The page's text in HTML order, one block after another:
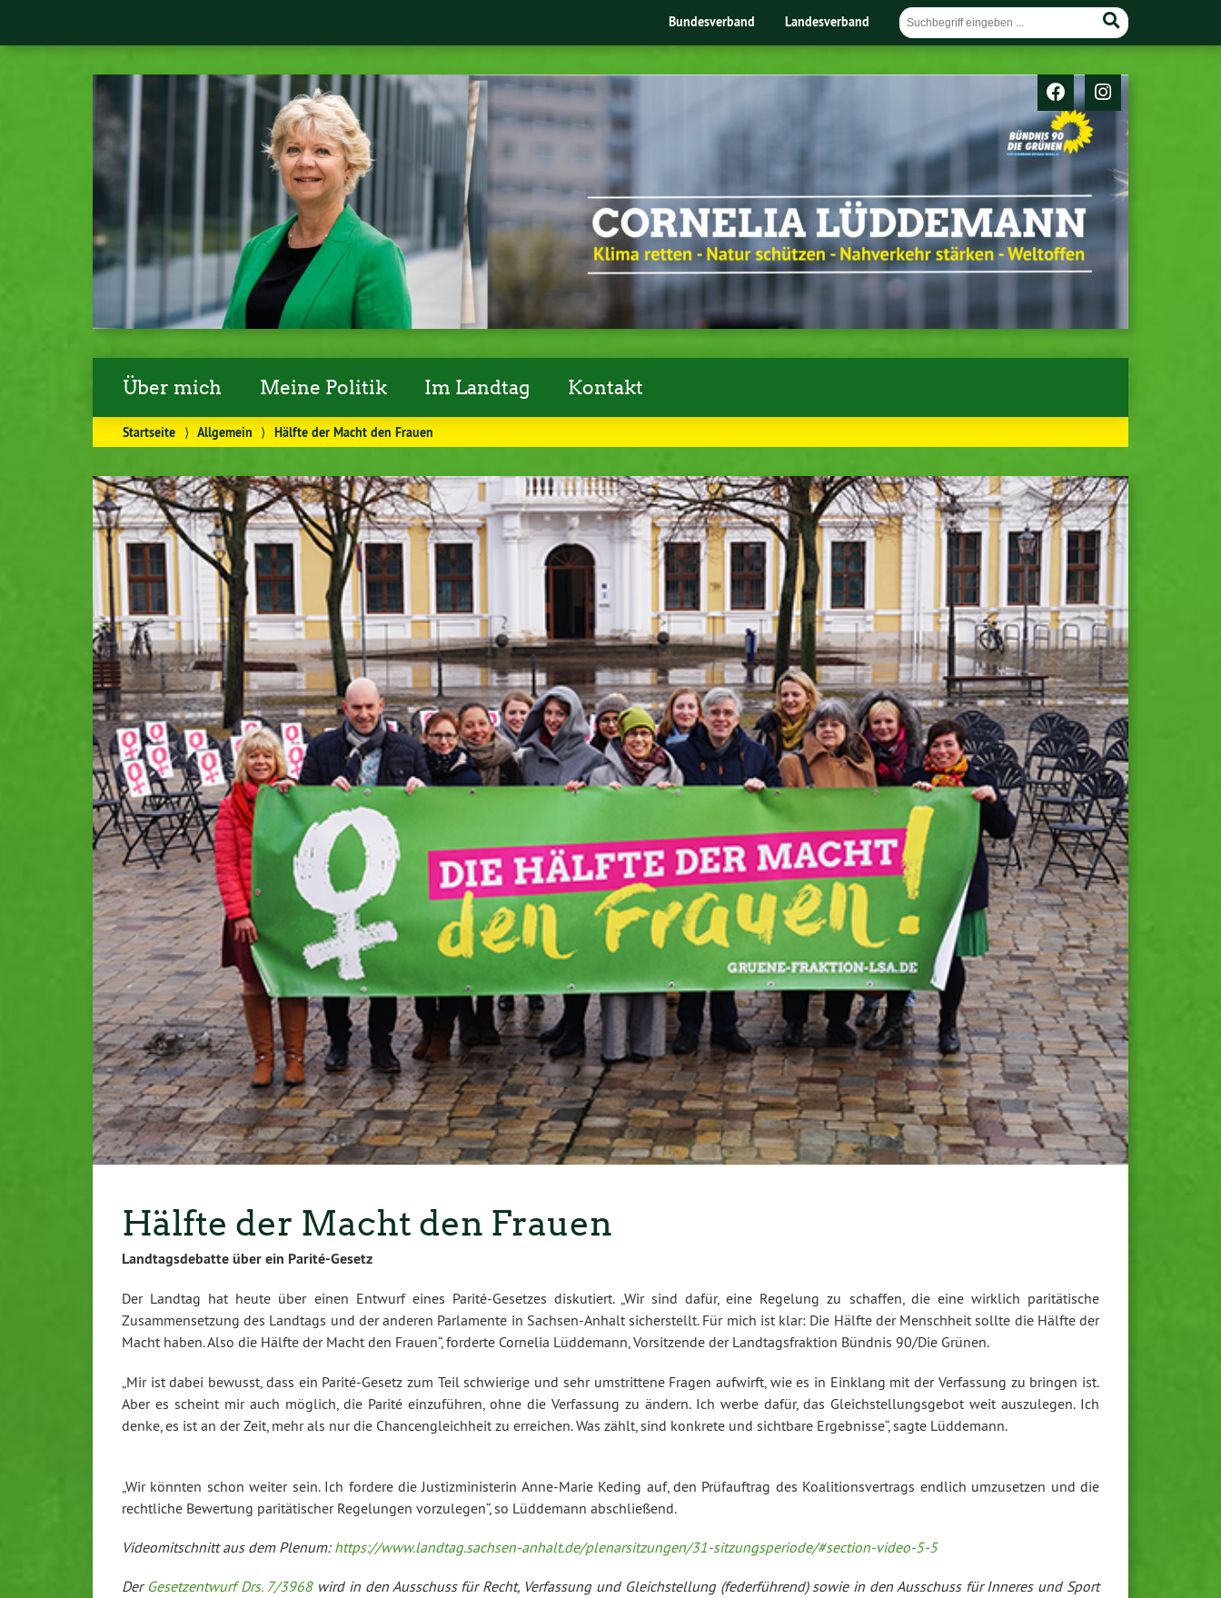
Bundesverband Landesverband
Über mich Meine Politik Im Landtag Kontakt
Startseite ⟩ Allgemein ⟩ Hälfte der Macht den Frauen
Hälfte der Macht den Frauen
Landtagsdebatte über ein Parité-Gesetz
Der Landtag hat heute über einen Entwurf eines Parité-Gesetzes diskutiert. „Wir sind dafür, eine Regelung zu schaffen, die eine wirklich paritätische
Zusammensetzung des Landtags und der anderen Parlamente in Sachsen-Anhalt sicherstellt. Für mich ist klar: Die Hälfte der Menschheit sollte die Hälfte der
Macht haben. Also die Hälfte der Macht den Frauen“, forderte Cornelia Lüddemann, Vorsitzende der Landtagsfraktion Bündnis 90/Die Grünen.
„Mir ist dabei bewusst, dass ein Parité-Gesetz zum Teil schwierige und sehr umstrittene Fragen aufwirft, wie es in Einklang mit der Verfassung zu bringen ist.
Aber es scheint mir auch möglich, die Parité einzuführen, ohne die Verfassung zu ändern. Ich werbe dafür, das Gleichstellungsgebot weit auszulegen. Ich
denke, es ist an der Zeit, mehr als nur die Chancengleichheit zu erreichen. Was zählt, sind konkrete und sichtbare Ergebnisse“, sagte Lüddemann.
„Wir könnten schon weiter sein. Ich fordere die Justizministerin Anne-Marie Keding auf, den Prüfauftrag des Koalitionsvertrags endlich umzusetzen und die
rechtliche Bewertung paritätischer Regelungen vorzulegen“, so Lüddemann abschließend.
Videomitschnitt aus dem Plenum: https://www.landtag.sachsen-anhalt.de/plenarsitzungen/31-sitzungsperiode/#section-video-5-5
Der Gesetzentwurf Drs. 7/3968wird in den Ausschuss für Recht, Verfassung und Gleichstellung (federführend) sowie in den Ausschuss für Inneres und Sport